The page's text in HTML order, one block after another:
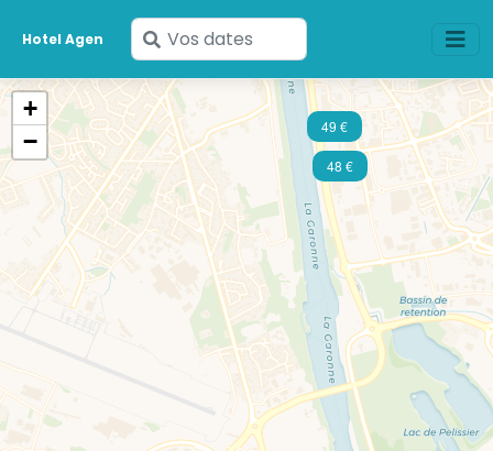
Hotel Agen
Saisissez
vos
dates
48 €
49 €
+
−